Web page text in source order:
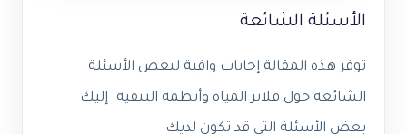
الأسئلة الشائعة
توفر هذه المقالة إجابات وافية لبعض الأسئلة
الشائعة حول فلاتر المياه وأنظمة التنقية. إليك
بعض الأسئلة التي قد تكون لديك: